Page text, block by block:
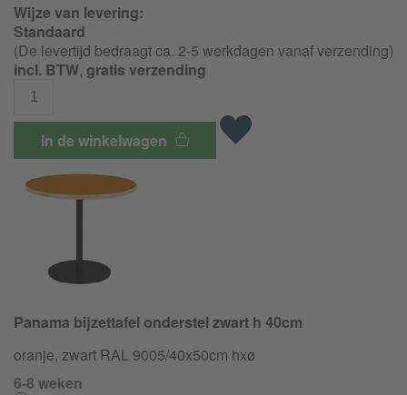
Wijze van levering:
Standaard
(De levertijd bedraagt ca. 2-5 werkdagen vanaf verzending)
incl. BTW, gratis verzending
In de winkelwagen
Panama bijzettafel onderstel zwart h 40cm
oranje, zwart RAL 9005/40x50cm hxø
6-8 weken